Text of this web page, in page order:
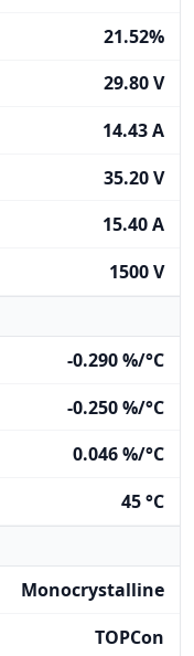
21.52%
29.80 V
14.43 A
35.20 V
15.40 A
1500 V
-0.290 %/°C
-0.250 %/°C
0.046 %/°C
45 °C
Monocrystalline
TOPCon